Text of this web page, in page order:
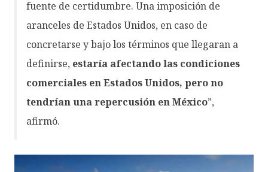
fuente de certidumbre. Una imposición de
aranceles de Estados Unidos, en caso de
concretarse y bajo los términos que llegaran a
definirse, estaría afectando las condiciones
comerciales en Estados Unidos, pero no
tendrían una repercusión en México”,
afirmó.